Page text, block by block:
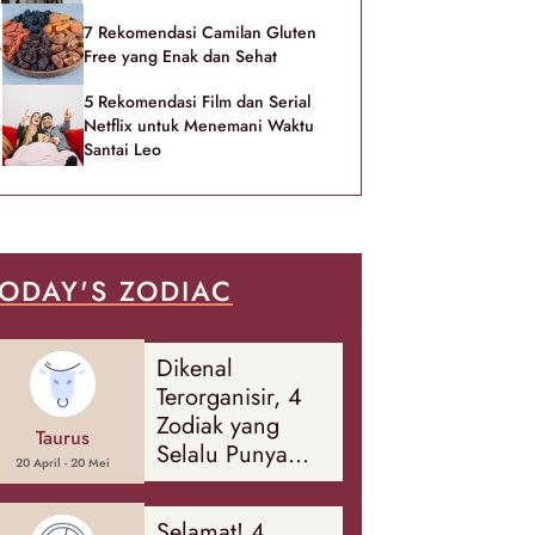
7 Rekomendasi Camilan Gluten
Free yang Enak dan Sehat
5 Rekomendasi Film dan Serial
Netflix untuk Menemani Waktu
Santai Leo
ZODIAC
Taurus
20 April - 20 Mei
Dikenal
Terorganisir, 4
Zodiak yang
Selalu Punya
Rencana
Cadangan Soal